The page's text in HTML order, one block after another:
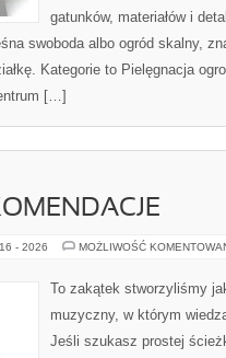
gatunków, materiałów i
swoboda albo ogród skalny,
Kategorie to Pielęgnacja
[…]
- 2026 MOŻLIWOŚĆ
To zakątek stworzyliśmy
muzyczny, w którym
Jeśli szukasz prostej